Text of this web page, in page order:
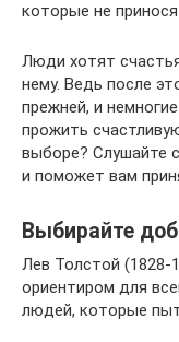
которые не
Люди хотят
нему. Ведь после
прежней, и
прожить
выборе? Слушайте
и поможет вам
Выбирайте
Лев Толстой (1828-
ориентиром для
людей, которые